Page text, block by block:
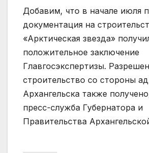
Добавим, что в начале июля
документация на
«Арктическая звезда»
положительное заключение
Главгосэкспертизы.
строительство со стороны
Архангельска также
пресс-служба Губернатора и
Правительства